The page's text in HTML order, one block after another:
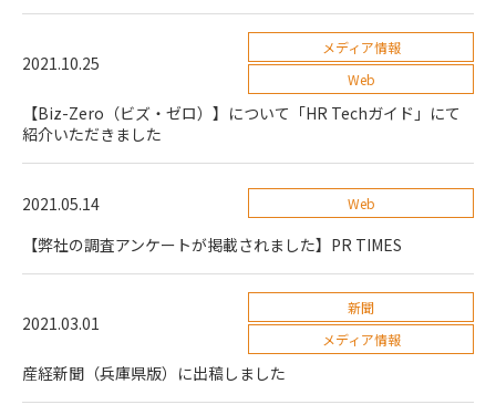
2021.10.25
メディア情報
Web
【Biz-Zero（ビズ・ゼロ）】について「HR Techガイド」にて
紹介いただきました
2021.05.14 Web
【弊社の調査アンケートが掲載されました】PR TIMES
2021.03.01
新聞
メディア情報
産経新聞（兵庫県版）に出稿しました